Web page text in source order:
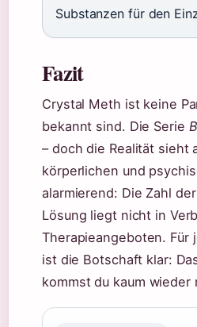
Substanzen für den
Fazit
Crystal Meth ist keine
bekannt sind. Die Serie
– doch die Realität sieht
körperlichen und
alarmierend: Die Zahl
Lösung liegt nicht in
Therapieangeboten. Für
ist die Botschaft klar:
kommst du kaum wieder